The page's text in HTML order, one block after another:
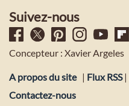
Suivez-nous
Concepteur : Xavier Argeles
A propos du site | Flux RSS|
Contactez-nous